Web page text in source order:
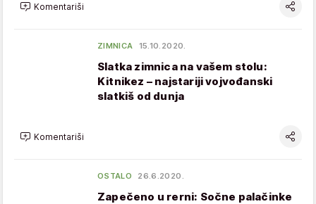
Komentariši
ZIMNICA 15.10.2020.
Slatka zimnica na vašem stolu:
Kitnikez – najstariji vojvođanski
slatkiš od dunja
Komentariši
OSTALO 26.6.2020.
Zapečeno u rerni: Sočne palačinke